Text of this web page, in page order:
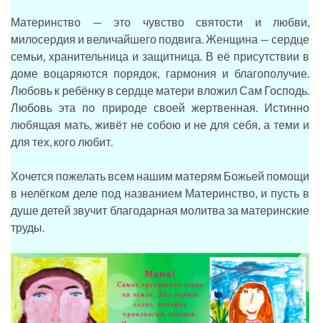
Материнство — это чувство святости и любви,
милосердия и величайшего подвига. Женщина — сердце
семьи, хранительница и защитница. В её присутствии в
доме воцаряются порядок, гармония и благополучие.
Любовь к ребёнку в сердце матери вложил Сам Господь.
Любовь эта по природе своей жертвенная. Истинно
любящая мать, живёт не собою и не для себя, а теми и
для тех, кого любит.
Хочется пожелать всем нашим матерям Божьей помощи
в нелёгком деле под названием Материнство, и пусть в
душе детей звучит благодарная молитва за материнские
труды.